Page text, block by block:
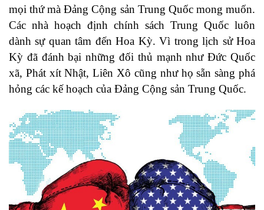
mọi thứ mà Đảng Cộng sản Trung Quốc mong muốn.
Các nhà hoạch định chính sách Trung Quốc luôn
dành sự quan tâm đến Hoa Kỳ. Vì trong lịch sử Hoa
Kỳ đã đánh bại những đối thủ mạnh như Đức Quốc
xã, Phát xít Nhật, Liên Xô cũng như họ sẵn sàng phá
hỏng các kế hoạch của Đảng Cộng sản Trung Quốc.